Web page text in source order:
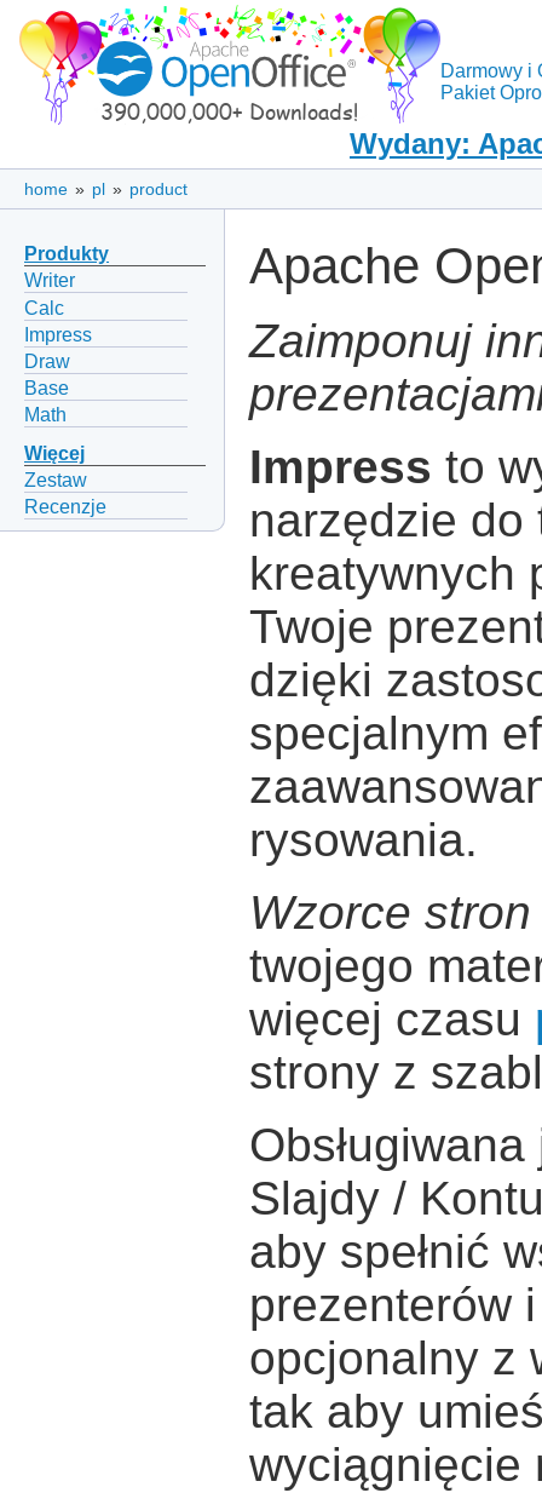
Darmowy i
Pakiet
Wydany:
home » pl » product
Produkty
Writer
Calc
Impress
Draw
Base
Math
Więcej
Zestaw
Recenzje
Apache
Zaimponuj
Impress to
narzędzie do
kreatywnych
Twoje
dzięki
specjalnym
rysowania.
Wzorce stron
twojego
więcej czasu
strony z
Slajdy /
aby spełnić
prezenterów
opcjonalny z
tak aby
wyciągnięcie